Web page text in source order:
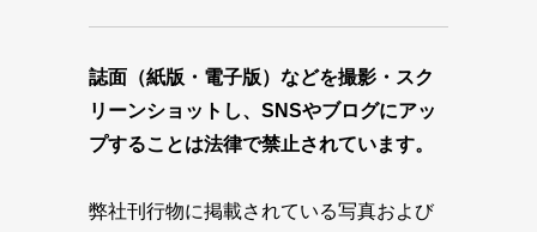
誌面（紙版・電子版）などを撮影・スク
リーンショットし、SNSやブログにアッ
プすることは法律で禁止されています。
弊社刊行物に掲載されている写真および